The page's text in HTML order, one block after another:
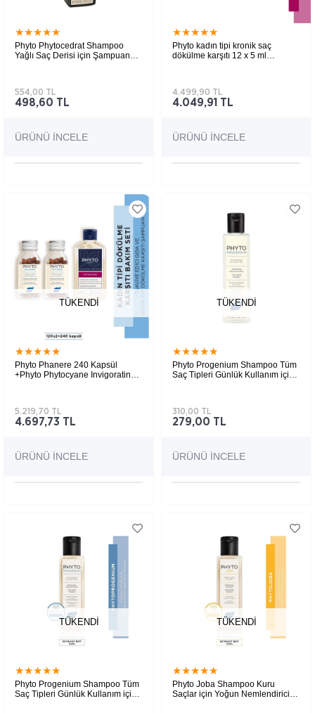
★★★★★
Phyto Phytocedrat Shampoo
Yağlı Saç Derisi için Şampuan
498,60 TL
554,00 TL
ÜRÜNÜ İNCELE
★★★★★
Phyto kadın tipi kronik saç
dökülme karşıtı 12 x 5 ml
4.049,91 TL
4.499,90 TL
ÜRÜNÜ İNCELE
TÜKENDI
★★★★★
Phyto Phanere 240 Kapsül
+Phyto Phytocyane Invigorating
4.697,73 TL
5.219,70 TL
ÜRÜNÜ İNCELE
TÜKENDI
★★★★★
Phyto Progenium Shampoo Tüm
Saç Tipleri Günlük Kullanım için
279,00 TL
310,00 TL
ÜRÜNÜ İNCELE
TÜKENDI
★★★★★
Phyto Progenium Shampoo Tüm
Saç Tipleri Günlük Kullanım için
TÜKENDI
★★★★★
Phyto Joba Shampoo Kuru
Saçlar için Yoğun Nemlendirici